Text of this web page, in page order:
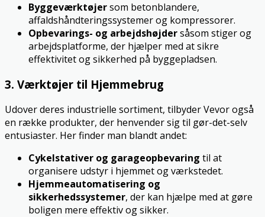
Byggeværktøjersom betonblandere,
affaldshåndteringssystemer og kompressorer.
Opbevarings- og arbejdshøjdersåsom stiger og
arbejdsplatforme, der hjælper med at sikre
effektivitet og sikkerhed på byggepladsen.
3. Værktøjer til Hjemmebrug
Udover deres industrielle sortiment, tilbyder Vevor også
en række produkter, der henvender sig til gør-det-selv
entusiaster. Her finder man blandt andet:
Cykelstativer og garageopbevaring til at
organisere udstyr i hjemmet og værkstedet.
Hjemmeautomatisering og
sikkerhedssystemer, der kan hjælpe med at gøre
boligen mere effektiv og sikker.